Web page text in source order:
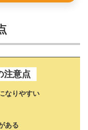
注意点
なりやすい
ある